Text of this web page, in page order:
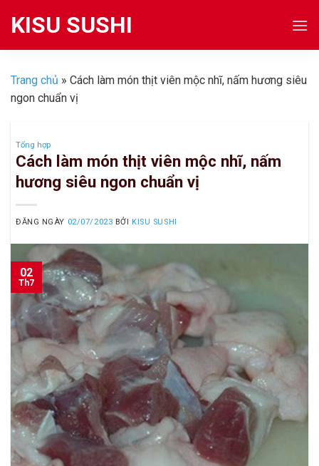
KISU SUSHI
Trang chủ » Cách làm món thịt viên mộc nhĩ, nấm hương siêu
ngon chuẩn vị
Tổng hợp
Cách làm món thịt viên mộc nhĩ, nấm
hương siêu ngon chuẩn vị
ĐĂNG NGÀY 02/07/2023 BỞI KISU SUSHI
02
Th7